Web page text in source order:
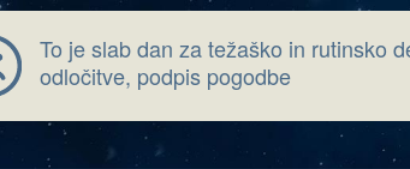
To je slab dan za težaško in rutinsko
odločitve, podpis pogodbe